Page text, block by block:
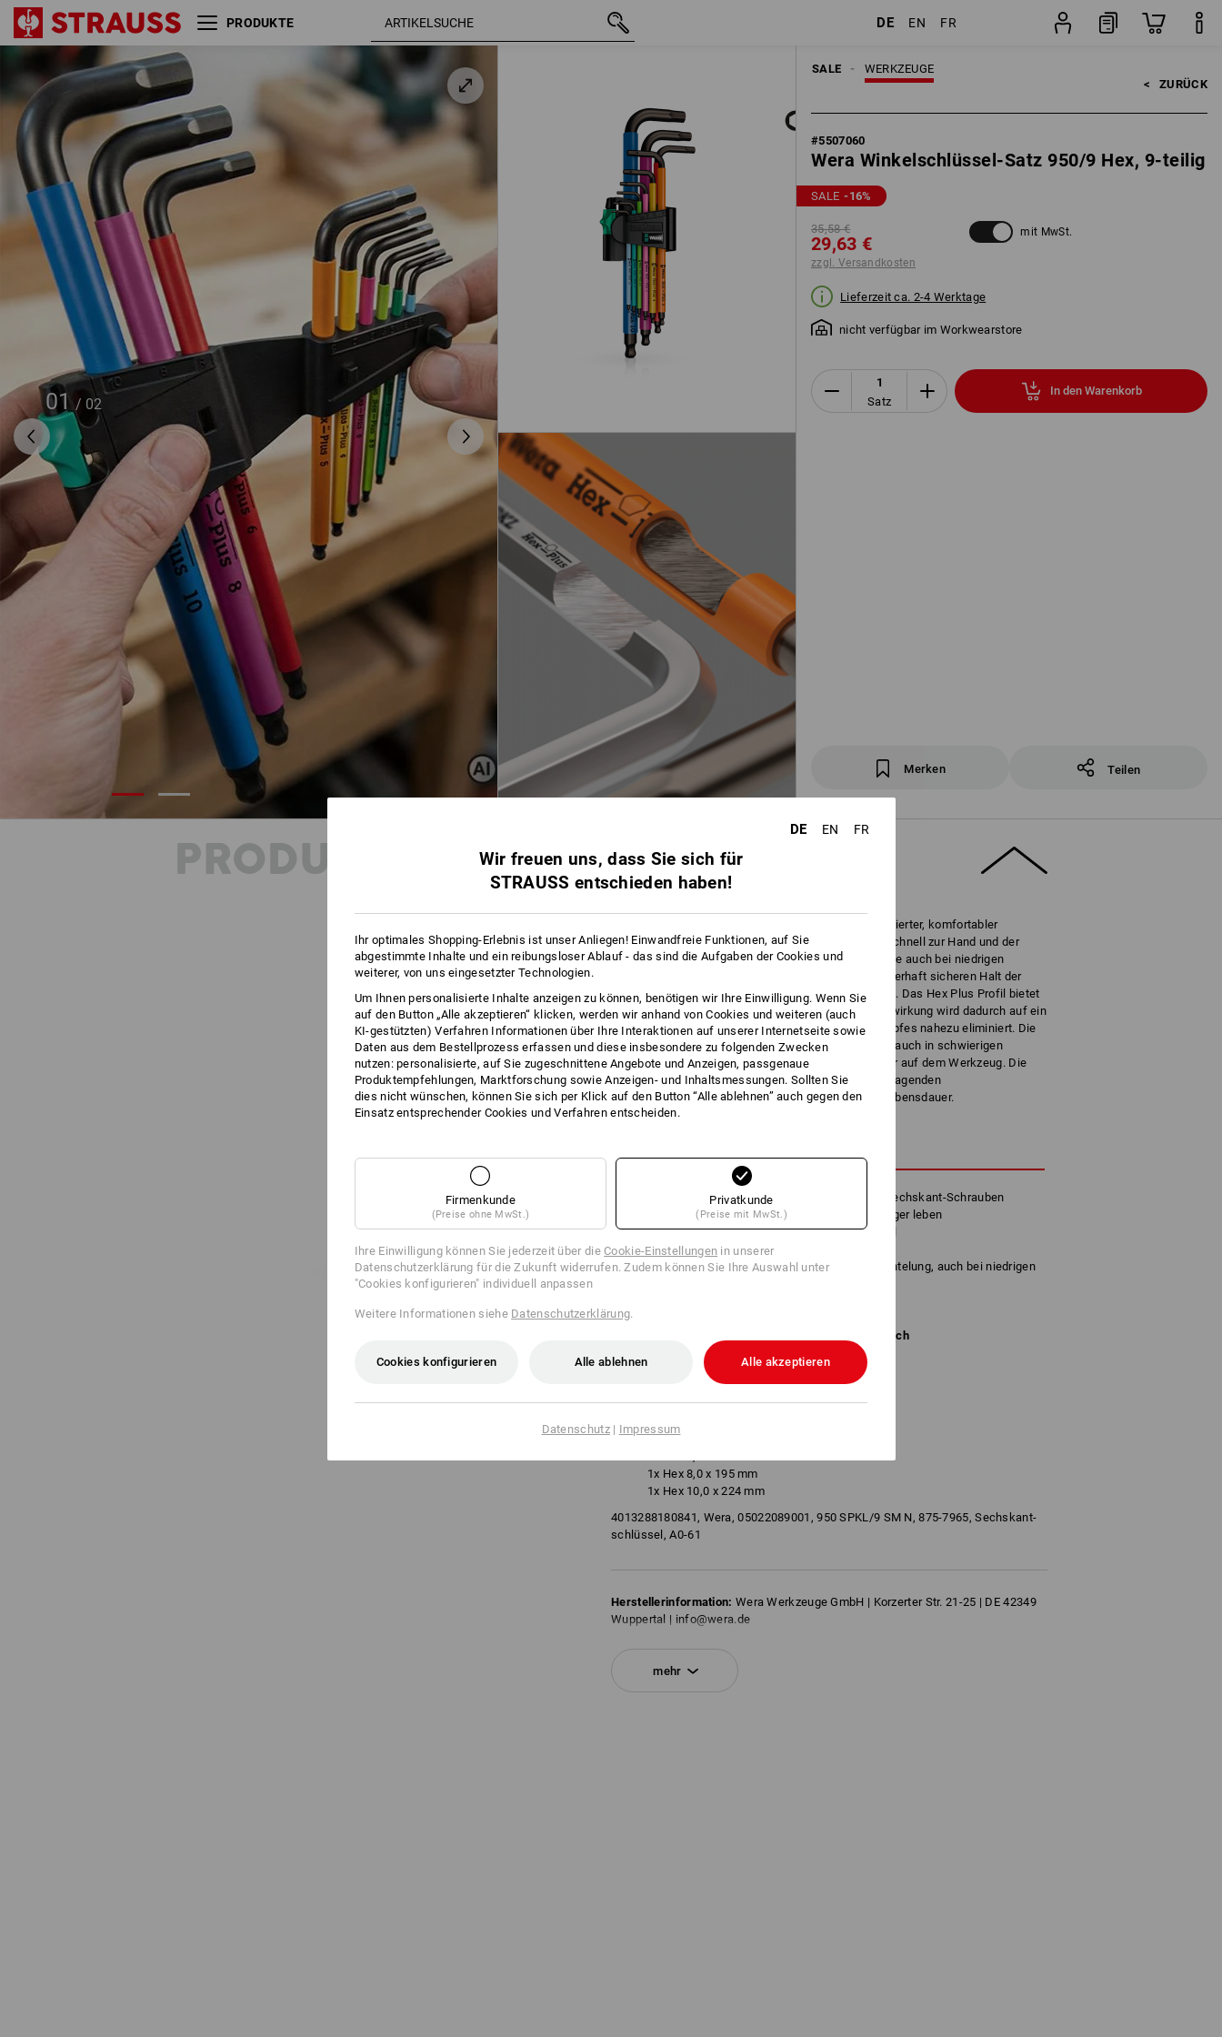
PRODUKTE DE EN FR
01 / 02
SALE
WERKZEUGE
< ZURÜCK
#5507060
Wera Winkelschlüssel-Satz 950/9 Hex, 9-teilig
SALE -16%
35,58 €
29,63 €
zzgl. Versandkosten
mit MwSt.
Lieferzeit ca. 2-4 Werktage
nicht verfügbar im Workwearstore
Satz
In den Warenkorb
Merken Teilen
Wera Winkelschlüssel-Satz
950/9 Hex, 9-teilig
35,58 €
mit MwSt.
PRODUKTINFO
Hochwertiger Wera Winkelschlüsselsatz mit farbcodierter, komfortabler
Schlauchummantelung. Dadurch ist das Werkzeug schnell zur Hand und der
ergonomische und angenehme Griff schont die Hände auch bei niedrigen
Temperaturen. Verschleißfreies Clip-Material für dauerhaft sicheren Halt der
Winkelschlüssel bei gleichzeitig einfacher Entnahme. Das Hex Plus Profil bietet
größere Anliegeflächen im Schraubenkopf. Die Kerbwirkung wird dadurch auf ein
Minimum reduziert, die Zerstörung des Schraubenkopfes nahezu eliminiert. Die
Kugel am langen Schenkel erlaubt sicheres Arbeiten auch in schwierigen
Einbaulagen. Die Haltefunktion hält Schrauben sicher auf dem Werkzeug. Die
BlackLaser-Oberflächenbehandlung sorgt für hervorragenden
Oberflächenschutz, auch vor Korrosion, und lange Lebensdauer.
Winkelschlüssel mit Haltefunktion für Innensechskant-Schrauben
Hex-Plus lässt Innensechskantschrauben länger leben
mit Sechskant-Kugelkopf am langen Schenkel
mit Farbkennzeichnung nach Größen
farbcodierte, grifffreundliche Schlauchummantelung, auch bei niedrigen
Inhalt:
950 SPKL Winkelschlüssel Multicolour, metrisch
1x Hex 1,5 x 90 mm
1x Hex 2,0 x 101 mm
1x Hex 2,5 x 112 mm
1x Hex 3,0 x 123 mm
1x Hex 5,0 x 154 mm
1x Hex 8,0 x 195 mm
1x Hex 10,0 x 224 mm
4013288180841, Wera, 05022089001, 950 SPKL/9 SM N, 875-7965, Sechskant-
schlüssel, A0-61
Herstellerinformation: Wera Werkzeuge GmbH | Korzerter Str. 21-25 | DE 42349
Wuppertal | info@wera.de
Klicken Sie auf den Button "Datenblatt" für weitere Informationen.
mehr
DE EN FR
Wir freuen uns, dass Sie sich für
STRAUSS entschieden haben!
Ihr optimales Shopping-Erlebnis ist unser Anliegen! Einwandfreie Funktionen, auf Sie
abgestimmte Inhalte und ein reibungsloser Ablauf - das sind die Aufgaben der Cookies und
weiterer, von uns eingesetzter Technologien.
Um Ihnen personalisierte Inhalte anzeigen zu können, benötigen wir Ihre Einwilligung. Wenn Sie
auf den Button „Alle akzeptieren“ klicken, werden wir anhand von Cookies und weiteren (auch
KI-gestützten) Verfahren Informationen über Ihre Interaktionen auf unserer Internetseite sowie
Daten aus dem Bestellprozess erfassen und diese insbesondere zu folgenden Zwecken
nutzen: personalisierte, auf Sie zugeschnittene Angebote und Anzeigen, passgenaue
Produktempfehlungen, Marktforschung sowie Anzeigen- und Inhaltsmessungen. Sollten Sie
dies nicht wünschen, können Sie sich per Klick auf den Button “Alle ablehnen” auch gegen den
Einsatz entsprechender Cookies und Verfahren entscheiden.
Firmenkunde
(Preise ohne MwSt.)
Privatkunde
(Preise mit MwSt.)
Ihre Einwilligung können Sie jederzeit über dieCookie-Einstellungen in unserer
Datenschutzerklärung für die Zukunft widerrufen. Zudem können Sie Ihre Auswahl unter
"Cookies konfigurieren" individuell anpassen
Weitere Informationen siehe Datenschutzerklärung.
Cookies konfigurieren Alle ablehnen Alle akzeptieren
Datenschutz| Impressum